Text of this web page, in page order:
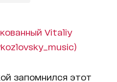
Vitaliy
запомнился этот